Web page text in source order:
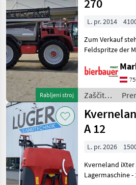
Rabljeni stroj
270
L. pr. 2014
Zum Verkauf
Feldspritze der
Baujahr 2014 mit
Spritze verfügt
Breite von
Kapa
Zaščita
rastlin /
Horsch
Leeb
A 12
L. pr. 2026
Kverneland iXter
Lagermaschine - 1.200 Liter